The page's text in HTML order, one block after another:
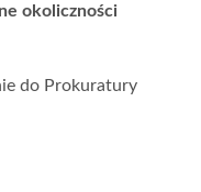
okoliczności
do Prokuratury